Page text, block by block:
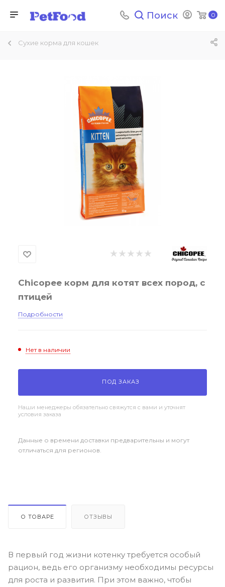
0
Поиск
Сухие корма для кошек
Chicopee корм для котят всех пород, с
птицей
Подробности
Нет в наличии
ПОД ЗАКАЗ
Наши менеджеры обязательно свяжутся с вами и уточнят
условия заказа
Данные о времени доставки предварительны и могут
отличаться для регионов.
О ТОВАРЕ ОТЗЫВЫ
В первый год жизни котенку требуется особый
рацион, ведь его организму необходимы ресурсы
для роста и развития. При этом важно, чтобы